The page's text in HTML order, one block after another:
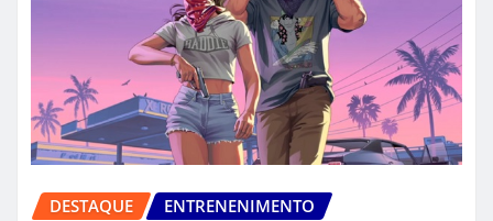
DESTAQUE ENTRENENIMENTO